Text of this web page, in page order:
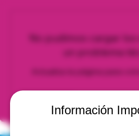
Información
No pudimos cargar
un problema
Actualiza la página para
Actualizar